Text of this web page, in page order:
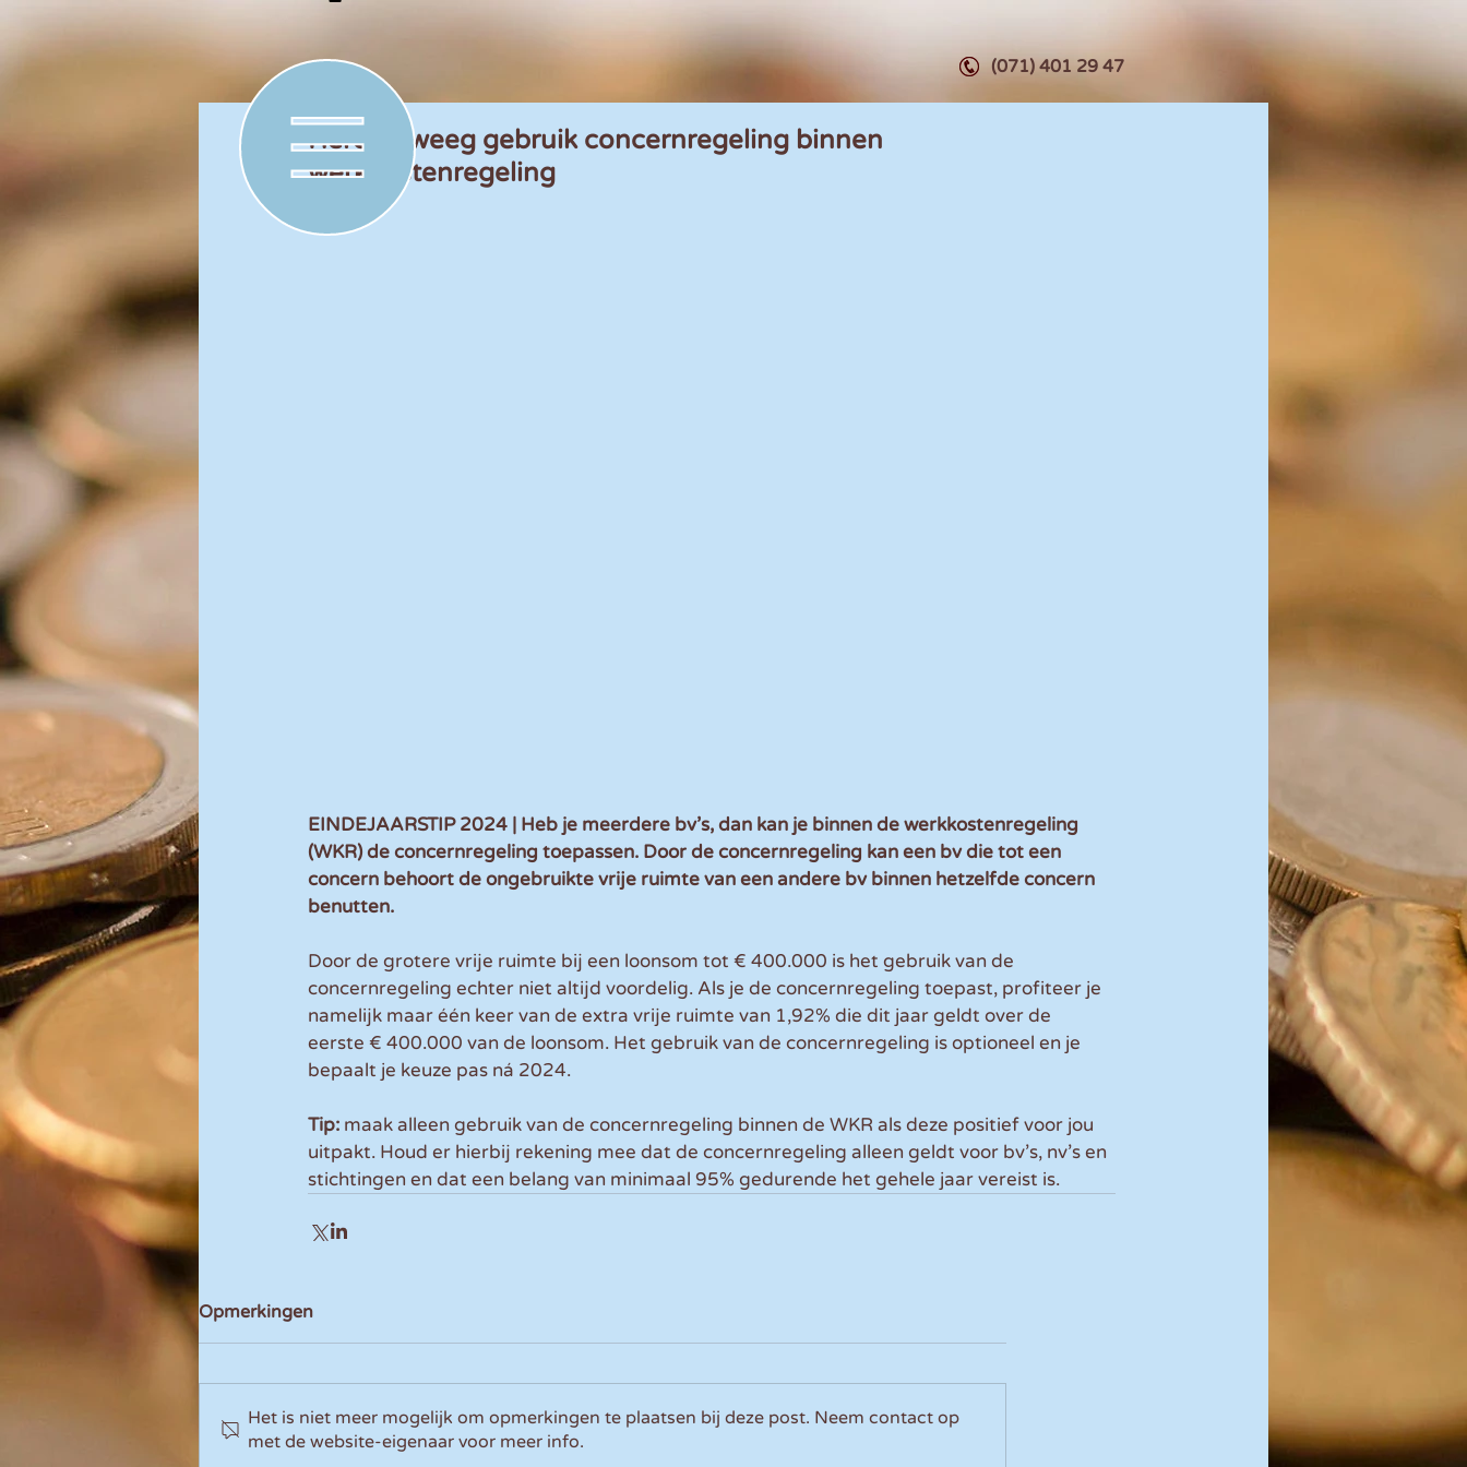
(071) 401 29 47
Heroverweeg gebruik concernregeling binnen
werkkostenregeling
EINDEJAARSTIP 2024 | Heb je meerdere bv’s, dan kan je binnen de werkkostenregeling
(WKR) de concernregeling toepassen. Door de concernregeling kan een bv die tot een
concern behoort de ongebruikte vrije ruimte van een andere bv binnen hetzelfde concern
benutten.
Door de grotere vrije ruimte bij een loonsom tot € 400.000 is het gebruik van de
concernregeling echter niet altijd voordelig. Als je de concernregeling toepast, profiteer je
namelijk maar één keer van de extra vrije ruimte van 1,92% die dit jaar geldt over de
eerste € 400.000 van de loonsom. Het gebruik van de concernregeling is optioneel en je
bepaalt je keuze pas ná 2024.
Tip: maak alleen gebruik van de concernregeling binnen de WKR als deze positief voor jou
uitpakt. Houd er hierbij rekening mee dat de concernregeling alleen geldt voor bv’s, nv’s en
stichtingen en dat een belang van minimaal 95% gedurende het gehele jaar vereist is.
Opmerkingen
Het is niet meer mogelijk om opmerkingen te plaatsen bij deze post. Neem contact op
met de website-eigenaar voor meer info.